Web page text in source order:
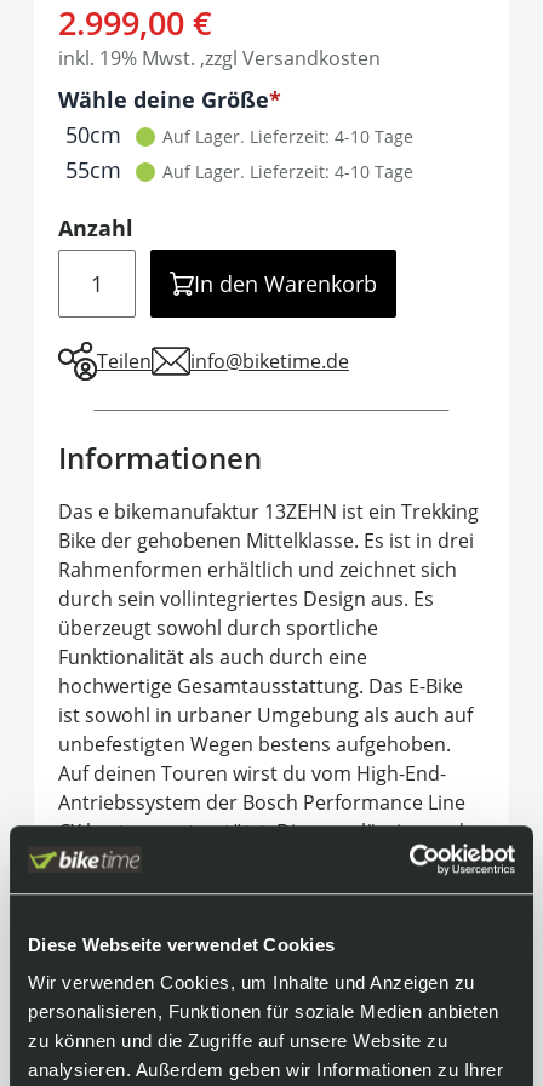
Diese Webseite verwendet Cookies
Wir verwenden Cookies, um Inhalte und Anzeigen zu
personalisieren, Funktionen für soziale Medien anbieten
zu können und die Zugriffe auf unsere Website zu
analysieren. Außerdem geben wir Informationen zu Ihrer
2.999,00 €
inkl. 19% Mwst. ,zzgl Versandkosten
Optionen
Wähle deine Größe
It is required to select one of the available
50cm Auf Lager. Lieferzeit: 4-10 Tage
55cm Auf Lager. Lieferzeit: 4-10 Tage
Anzahl
In den Warenkorb
Teilen info@biketime.de
Informationen
Das e bikemanufaktur 13ZEHN ist ein Trekking
Bike der gehobenen Mittelklasse. Es ist in drei
Rahmenformen erhältlich und zeichnet sich
durch sein vollintegriertes Design aus. Es
überzeugt sowohl durch sportliche
Funktionalität als auch durch eine
hochwertige Gesamtausstattung. Das E-Bike
ist sowohl in urbaner Umgebung als auch auf
unbefestigten Wegen bestens aufgehoben.
Auf deinen Touren wirst du vom High-End-
Antriebssystem der Bosch Performance Line
CX bestens unterstützt. Die zuverlässige und
robuste Shimano Deore XT 11-Gang-Schaltung
sowie die pfeilschnelle Bereifung sorgen für
Equipment
Achtung:
Das Produktbild kann aufgrund